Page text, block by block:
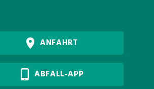
ANFAHRT
ABFALL-APP